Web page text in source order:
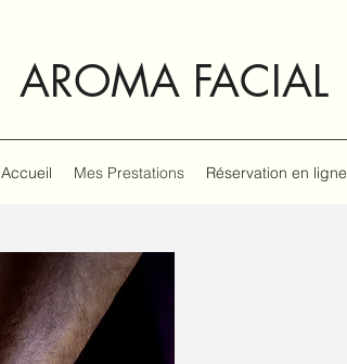
AROMA FACIAL
Accueil Mes Prestations Réservation en ligne